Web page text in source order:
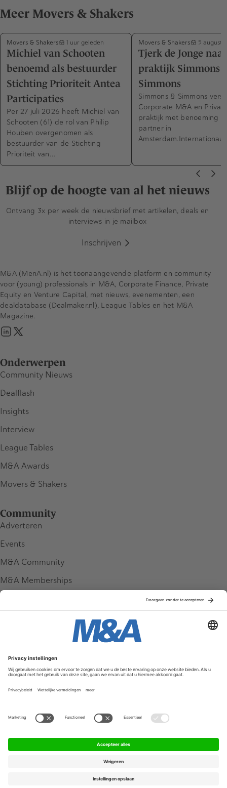
Meer Movers & Shakers
Movers & Shakers 1 uur geleden
Michiel van Schooten
benoemd als bestuurder
Stichting Prioriteit Antea
Participaties
Per 27 juli 2026 heeft Michiel van
Schooten (61) de rol van Philip
Houben overgenomen als
bestuurder van de Stichting
Prioriteit van…
Movers & Shakers 5
Tjerk de Jonge
praktijk Simmons
Simmons
Simmons & Simmons
Corporate M&A en
praktijk met benoeming
partner in
Blijf op de hoogte van al het nieuws
Ontvang 3x per week de nieuwsbrief met artikelen, deals en
interviews in je mailbox
Inschrijven
Onderwerpen
Community Nieuws
Dealflash
Insights
Interview
League Tables
M&A Awards
Movers & Shakers
Community
Adverteren
Events
M&A Community
M&A Memberships
Service & Contact
Contact
FAQ
Werken bij ons
Algemene Voorwaarden
M&A (MenA.nl) is het toonaangevende platform en community
voor (young) professionals in M&A, Corporate Finance, Private
Equity en Venture Capital, met nieuws, evenementen, een
dealdatabase (Dealmaker.nl), League Tables en het M&A
Magazine.